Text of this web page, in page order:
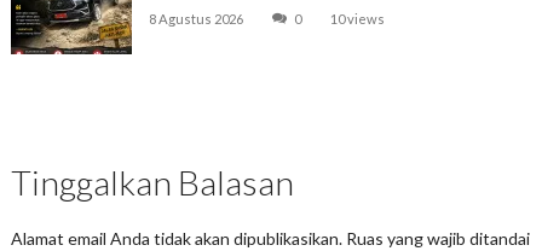
8 Agustus 2026 0 10 views
Tinggalkan Balasan
Alamat email Anda tidak akan dipublikasikan. Ruas yang wajib ditandai